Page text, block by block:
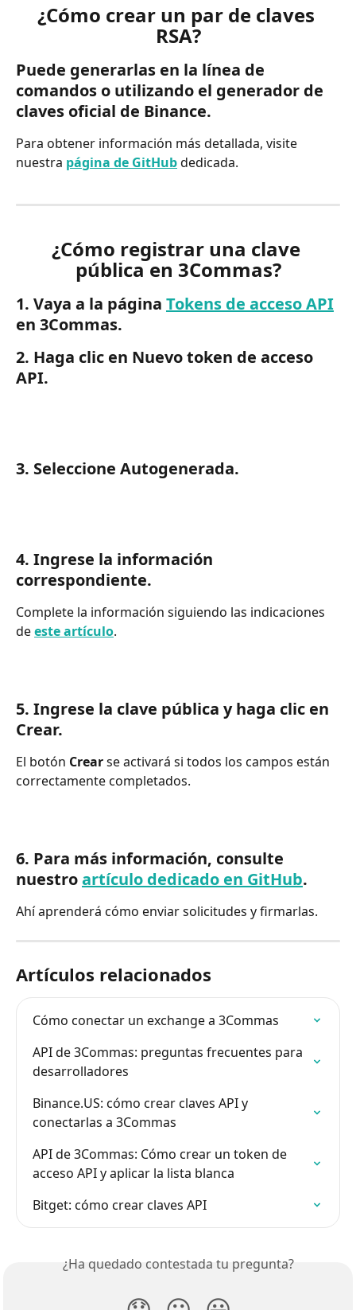
¿Cómo crear un par de claves
RSA?
Puede generarlas en la línea de
comandos o utilizando el generador de
claves oficial de Binance.
Para obtener información más detallada, visite
nuestra página de GitHub dedicada.
¿Cómo registrar una clave
pública en 3Commas?
1. Vaya a la página Tokens de acceso API
en 3Commas.
2. Haga clic en Nuevo token de acceso
API.
3. Seleccione Autogenerada.
4. Ingrese la información
correspondiente.
Complete la información siguiendo las indicaciones
de este artículo.
5. Ingrese la clave pública y haga clic en
Crear.
El botón Crear se activará si todos los campos están
correctamente completados.
6. Para más información, consulte
nuestro artículo dedicado en GitHub.
Ahí aprenderá cómo enviar solicitudes y firmarlas.
Artículos relacionados
Cómo conectar un exchange a 3Commas
API de 3Commas: preguntas frecuentes para
desarrolladores
Binance.US: cómo crear claves API y
conectarlas a 3Commas
API de 3Commas: Cómo crear un token de
acceso API y aplicar la lista blanca
Bitget: cómo crear claves API
¿Ha quedado contestada tu pregunta?